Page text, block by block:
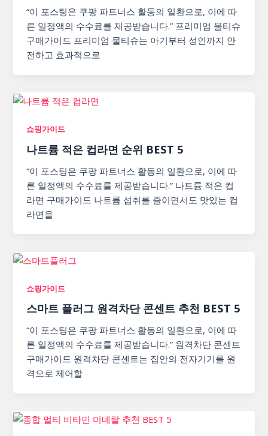
“이 포스팅은 쿠팡 파트너스 활동의 일환으로, 이에 따
른 일정액의 수수료를 제공받습니다.” 프리미엄 물티슈
구매가이드 프리미엄 물티슈는 아기부터 성인까지 안
전하고 효과적으로
쇼핑가이드
나트륨 적은 컵라면 순위 BEST 5
“이 포스팅은 쿠팡 파트너스 활동의 일환으로, 이에 따
른 일정액의 수수료를 제공받습니다.” 나트륨 적은 컵
라면 구매가이드 나트륨 섭취를 줄이면서도 맛있는 컵
라면을
쇼핑가이드
스마트 플러그 원격차단 콘센트 추천 BEST 5
“이 포스팅은 쿠팡 파트너스 활동의 일환으로, 이에 따
른 일정액의 수수료를 제공받습니다.” 원격차단 콘센트
구매가이드 원격차단 콘센트는 집안의 전자기기를 원
격으로 제어할